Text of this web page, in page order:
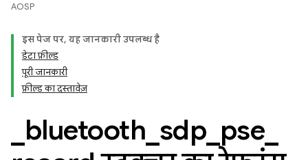
AOSP
इस पेज पर, यह जानकारी उपलब्ध है
डेटा फ़ील्ड
पूरी जानकारी
फ़ील्ड का दस्तावेज़
bluetooth sdp pse